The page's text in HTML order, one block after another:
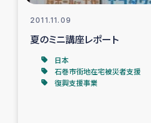
2011.11.09
夏のミニ講座レポート
日本
石巻市街地在宅被災者支援
復興支援事業